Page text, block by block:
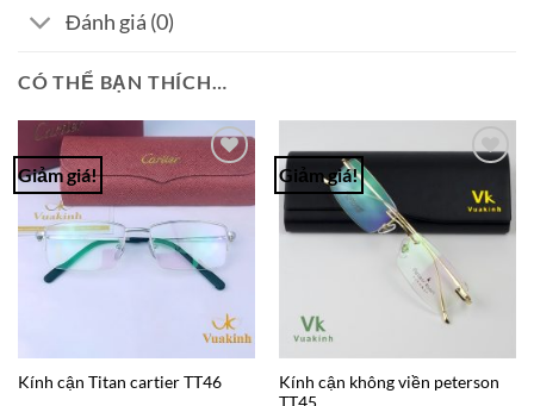
Đánh giá (0)
CÓ THỂ BẠN THÍCH…
Giảm giá!
Add to
Kính cận Titan cartier TT46
Giảm giá!
Wishlist
Kính cận không viền peterson
TT45